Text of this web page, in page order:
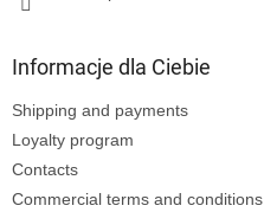
Informacje dla Ciebie
Shipping and payments
Loyalty program
Contacts
Commercial terms and conditions